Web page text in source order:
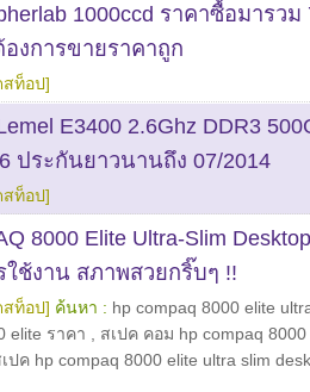
1000ccd ราคาซื้อมารวม
งการขายราคาถูก
สท็อป]
E3400 2.6Ghz DDR3
ประกันยาวนานถึง 07/2014
สท็อป]
8000 Elite Ultra-Slim
ใช้งาน สภาพสวยกริ๊บๆ !!
สท็อป] ค้นหา : hp compaq 8000 elite
elite ราคา
สเปค คอม hp compaq
ปค hp compaq 8000 elite ultra slim